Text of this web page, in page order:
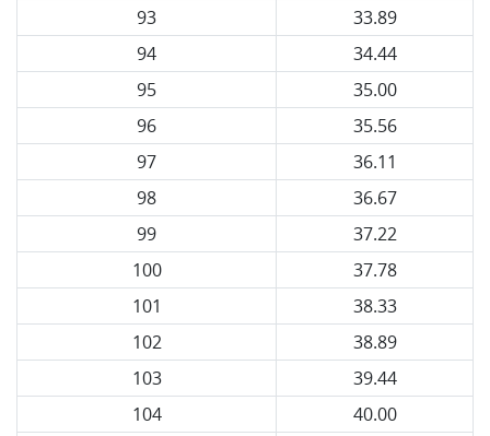
93
33.89
94
34.44
95
35.00
96
35.56
97
36.11
98
36.67
99
37.22
100
37.78
101
38.33
102
38.89
103
39.44
104
40.00